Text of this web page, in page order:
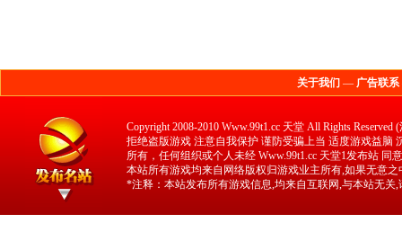
关于我们 — 广告联系
Copyright 2008-2010 Www.99t1.cc 天堂 All Rights
拒绝盗版游戏 注意自我保护 谨防受骗上当 适度游戏益脑
所有，任何组织或个人未经 Www.99t1.cc 天堂1发布站 同
本站所有游戏均来自网络版权归游戏业主所有,如果无意
*注释：本站发布所有游戏信息,均来自互联网,与本站无